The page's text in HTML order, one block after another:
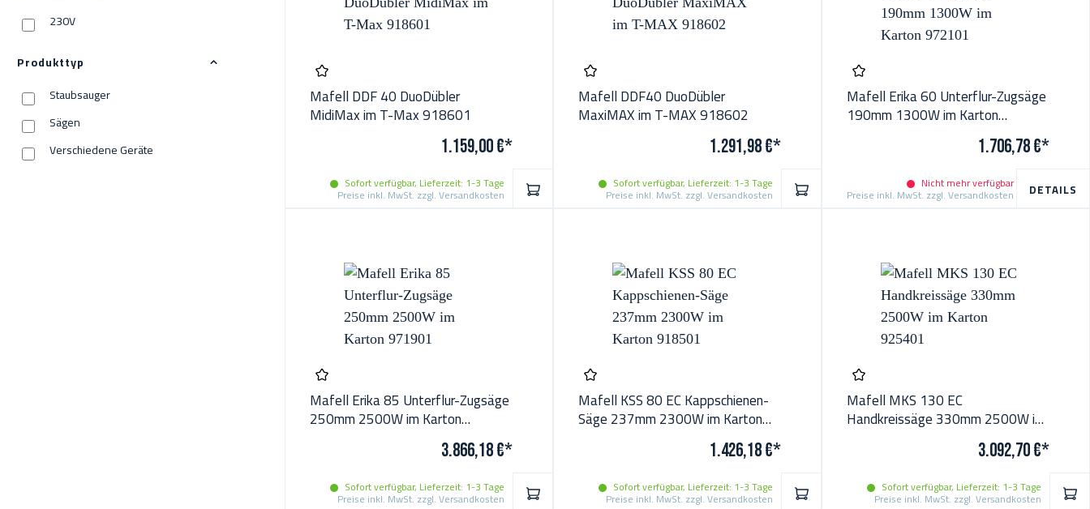
230V
Produkttyp
Staubsauger
Sägen
Verschiedene Geräte
Mafell DDF 40 DuoDübler
MidiMax im T-Max 918601
1.159,00 €*
Sofort verfügbar, Lieferzeit: 1-3 Tage
Preise inkl. MwSt. zzgl. Versandkosten IN DEN WARENKORB
Mafell DDF40 DuoDübler
MaxiMAX im T-MAX 918602
1.291,98 €*
Sofort verfügbar, Lieferzeit: 1-3 Tage
Preise inkl. MwSt. zzgl. Versandkosten IN DEN WARENKORB
Mafell Erika 60 Unterflur-Zugsäge
190mm 1300W im Karton
1.706,78 €*
Nicht mehr verfügbar
Preise inkl. MwSt. zzgl. Versandkosten DETAILS
Mafell Erika 85 Unterflur-Zugsäge
250mm 2500W im Karton
3.866,18 €*
Sofort verfügbar, Lieferzeit: 1-3 Tage
Preise inkl. MwSt. zzgl. Versandkosten IN DEN WARENKORB
Mafell KSS 80 EC Kappschienen-
Säge 237mm 2300W im Karton
1.426,18 €*
Sofort verfügbar, Lieferzeit: 1-3 Tage
Preise inkl. MwSt. zzgl. Versandkosten IN DEN WARENKORB
Mafell MKS 130 EC
Handkreissäge 330mm 2500W im
3.092,70 €*
Sofort verfügbar, Lieferzeit: 1-3 Tage
Preise inkl. MwSt. zzgl. Versandkosten IN